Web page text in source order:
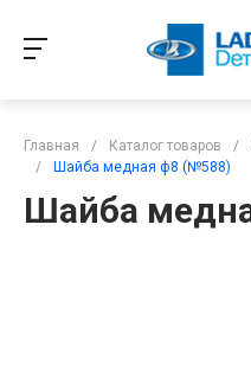
Главная / Каталог товаров /
/
Шайба медная ф8 (№588)
Шайба